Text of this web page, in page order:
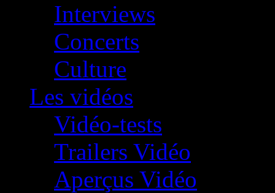
Interviews
Concerts
Culture
Les vidéos
Vidéo-tests
Trailers Vidéo
Aperçus Vidéo